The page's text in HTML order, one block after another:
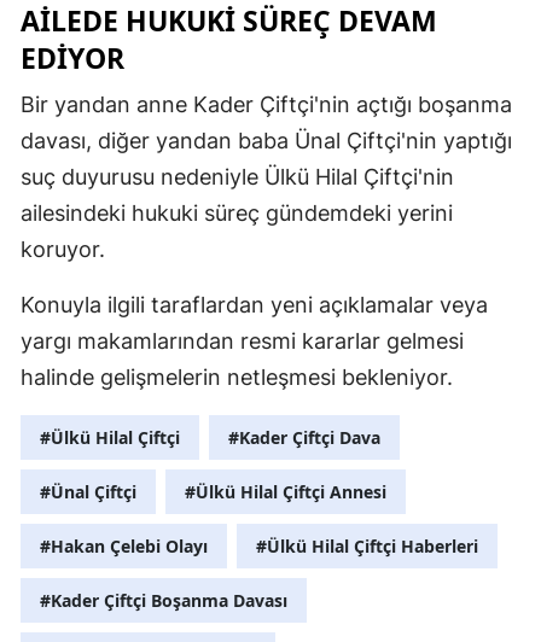
AILEDE HUKUKI SÜREÇ DEVAM
EDIYOR
Bir yandan anne Kader Çiftçi'nin açtığı boşanma
davası, diğer yandan baba Ünal Çiftçi'nin yaptığı
suç duyurusu nedeniyle Ülkü Hilal Çiftçi'nin
ailesindeki hukuki süreç gündemdeki yerini
koruyor.
Konuyla ilgili taraflardan yeni açıklamalar veya
yargı makamlarından resmi kararlar gelmesi
halinde gelişmelerin netleşmesi bekleniyor.
#Ülkü Hilal Çiftçi #Kader Çiftçi Dava
#Ünal Çiftçi #Ülkü Hilal Çiftçi Annesi
#Hakan Çelebi Olayı #Ülkü Hilal Çiftçi Haberleri
#Kader Çiftçi Boşanma Davası